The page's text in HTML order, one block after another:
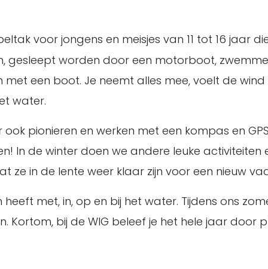
voor jongens en meisjes van 11 tot 16 jaar
gesleept worden door een motorboot,
een boot. Je neemt alles mee, voelt de wind
water.
ook pionieren en werken met een kompas en
In de winter doen we andere leuke
ze in de lente weer klaar zijn voor een nieuw
met, in, op en bij het water. Tijdens ons
Kortom, bij de WIG beleef je het hele jaar door